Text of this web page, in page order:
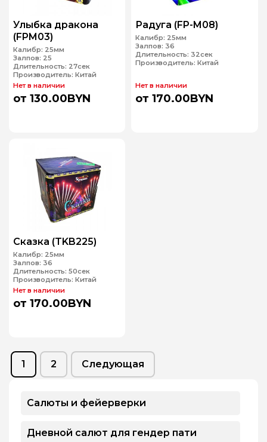
Улыбка дракона
(FPM03)
Калибр: 25мм
Залпов: 25
Длительность: 27сек
Производитель: Китай
Нет в наличии
от 130.00BYN
Радуга (FP-M08)
Калибр: 25мм
Залпов: 36
Длительность: 32сек
Производитель: Китай
Нет в наличии
от 170.00BYN
Сказка (TKB225)
Калибр: 25мм
Залпов: 36
Длительность: 50сек
Производитель: Китай
Нет в наличии
от 170.00BYN
Page
1 Page
2 Следующая
Салюты и фейерверки
Дневной салют для гендер пати